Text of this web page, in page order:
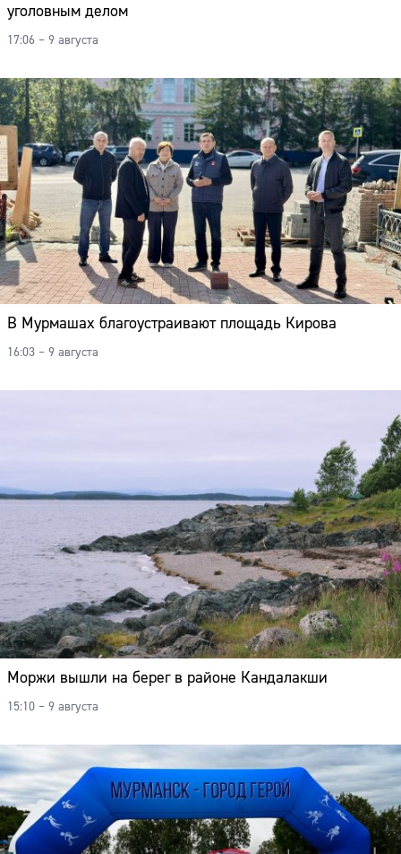
уголовным делом
17:06 – 9 августа
В Мурмашах благоустраивают площадь Кирова
16:03 – 9 августа
Моржи вышли на берег в районе Кандалакши
15:10 – 9 августа
Сайт: